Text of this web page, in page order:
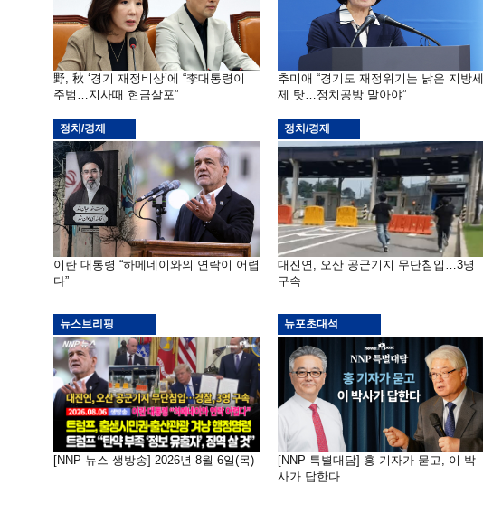
野, 秋 ‘경기 재정비상’에 “李대통령이
주범…지사때 현금살포”
추미애 “경기도 재정위기는 낡은 지방세
제 탓…정치공방 말아야”
정치/경제
이란 대통령 “하메네이와의 연락이 어렵
다”
정치/경제
대진연, 오산 공군기지 무단침입…3명
구속
뉴스브리핑
[NNP 뉴스 생방송] 2026년 8월 6일(목)
뉴포초대석
[NNP 특별대담] 홍 기자가 묻고, 이 박
사가 답한다